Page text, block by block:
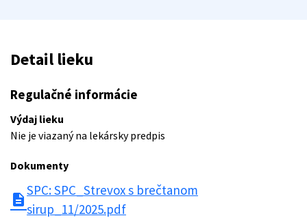
Detail lieku
Regulačné informácie
Výdaj lieku
Nie je viazaný na lekársky predpis
Dokumenty
description
SPC: SPC_Strevox s brečtanom
sirup_11/2025.pdf